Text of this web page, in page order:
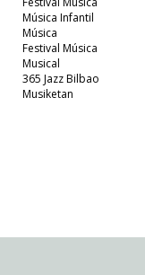
Música Infantil
Música
Festival Música
Musical
365 Jazz Bilbao
Musiketan